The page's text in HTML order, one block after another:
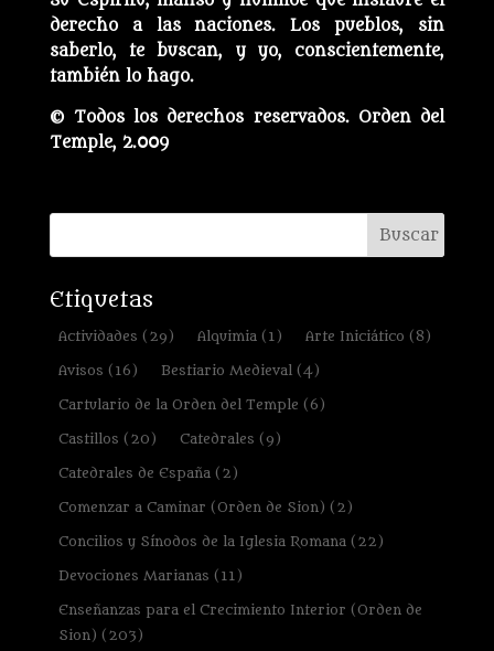
derecho a las naciones. Los pueblos, sin
saberlo, te buscan, y yo, conscientemente,
también lo hago.
© Todos los derechos reservados. Orden del
Temple, 2.009
Etiquetas
Actividades (29) Alquimia(1) Arte Iniciático (8)
Avisos (16) Bestiario Medieval(4)
Cartulario de la Orden del Temple (6)
Castillos (20) Catedrales (9)
Catedrales de España(2)
Comenzar a Caminar (Orden de Sion) (2)
Concilios y Sínodos de la Iglesia Romana(22)
Devociones Marianas (11)
Enseñanzas para el Crecimiento Interior (Orden de
Sion) (203)